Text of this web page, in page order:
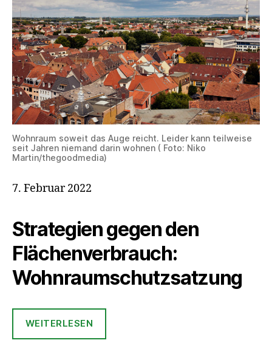
Wohnraum soweit das Auge reicht. Leider kann teilweise
seit Jahren niemand darin wohnen ( Foto: Niko
Martin/thegoodmedia)
7. Februar 2022
Strategien gegen den
Flächenverbrauch:
Wohnraumschutzsatzung
WEITERLESEN